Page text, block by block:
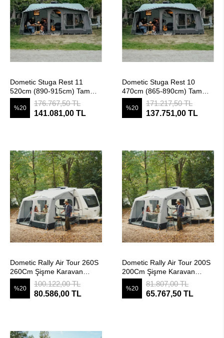
Dometic Stuga Rest 11
520cm (890-915cm) Tam
Kapama İskeletli, Sezonluk
Karavan Çadırı
%20
176.767,50 TL
141.081,00 TL
Dometic Stuga Rest 10
470cm (865-890cm) Tam
Kapama İskeletli, Sezonluk
Karavan Çadırı
%20
171.217,50 TL
137.751,00 TL
Dometic Rally Air Tour 260S
260Cm Şişme Karavan
Çadırı
%20
100.122,00 TL
80.586,00 TL
Dometic Rally Air Tour 200S
200Cm Şişme Karavan
Çadırı
%20
81.807,00 TL
65.767,50 TL